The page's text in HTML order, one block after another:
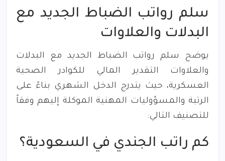
سلم رواتب الضباط الجديد مع
البدلات والعلاوات
يوضح سلم رواتب الضباط الجديد مع البدلات
والعلاوات التقدير المالي للكوادر الصحية
العسكرية، حيث يتدرج الدخل الشهري بناءً على
الرتبة والمسؤوليات المهنية الموكلة إليهم وفقاً
للتصنيف التالي:
كم راتب الجندي في السعودية؟